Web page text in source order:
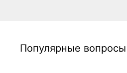
Популярные вопросы